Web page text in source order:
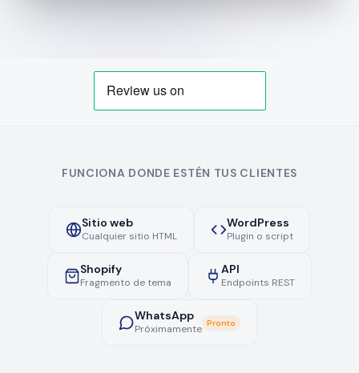
FUNCIONA DONDE ESTÉN TUS CLIENTES
Sitio web
Cualquier sitio HTML
WordPress
Plugin o script
Shopify
Fragmento de tema
API
Endpoints REST
WhatsApp
Próximamente Pronto